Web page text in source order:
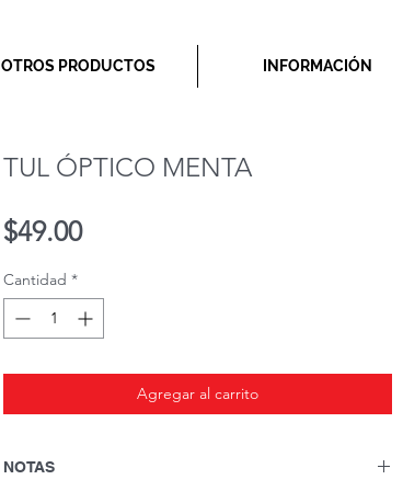
OTROS PRODUCTOS INFORMACIÓN
TUL ÓPTICO MENTA
$49.00Precio
Cantidad *
Agregar al carrito
NOTAS